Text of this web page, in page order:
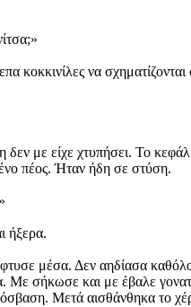
κοκκινίλες να
με είχε χτυπήσει. Το
πέος. Ήταν ήδη σε στύση.
ήξερα.
μέσα. Δεν αηδίασα
Με σήκωσε και με έβαλε
Μετά αισθάνθηκα το